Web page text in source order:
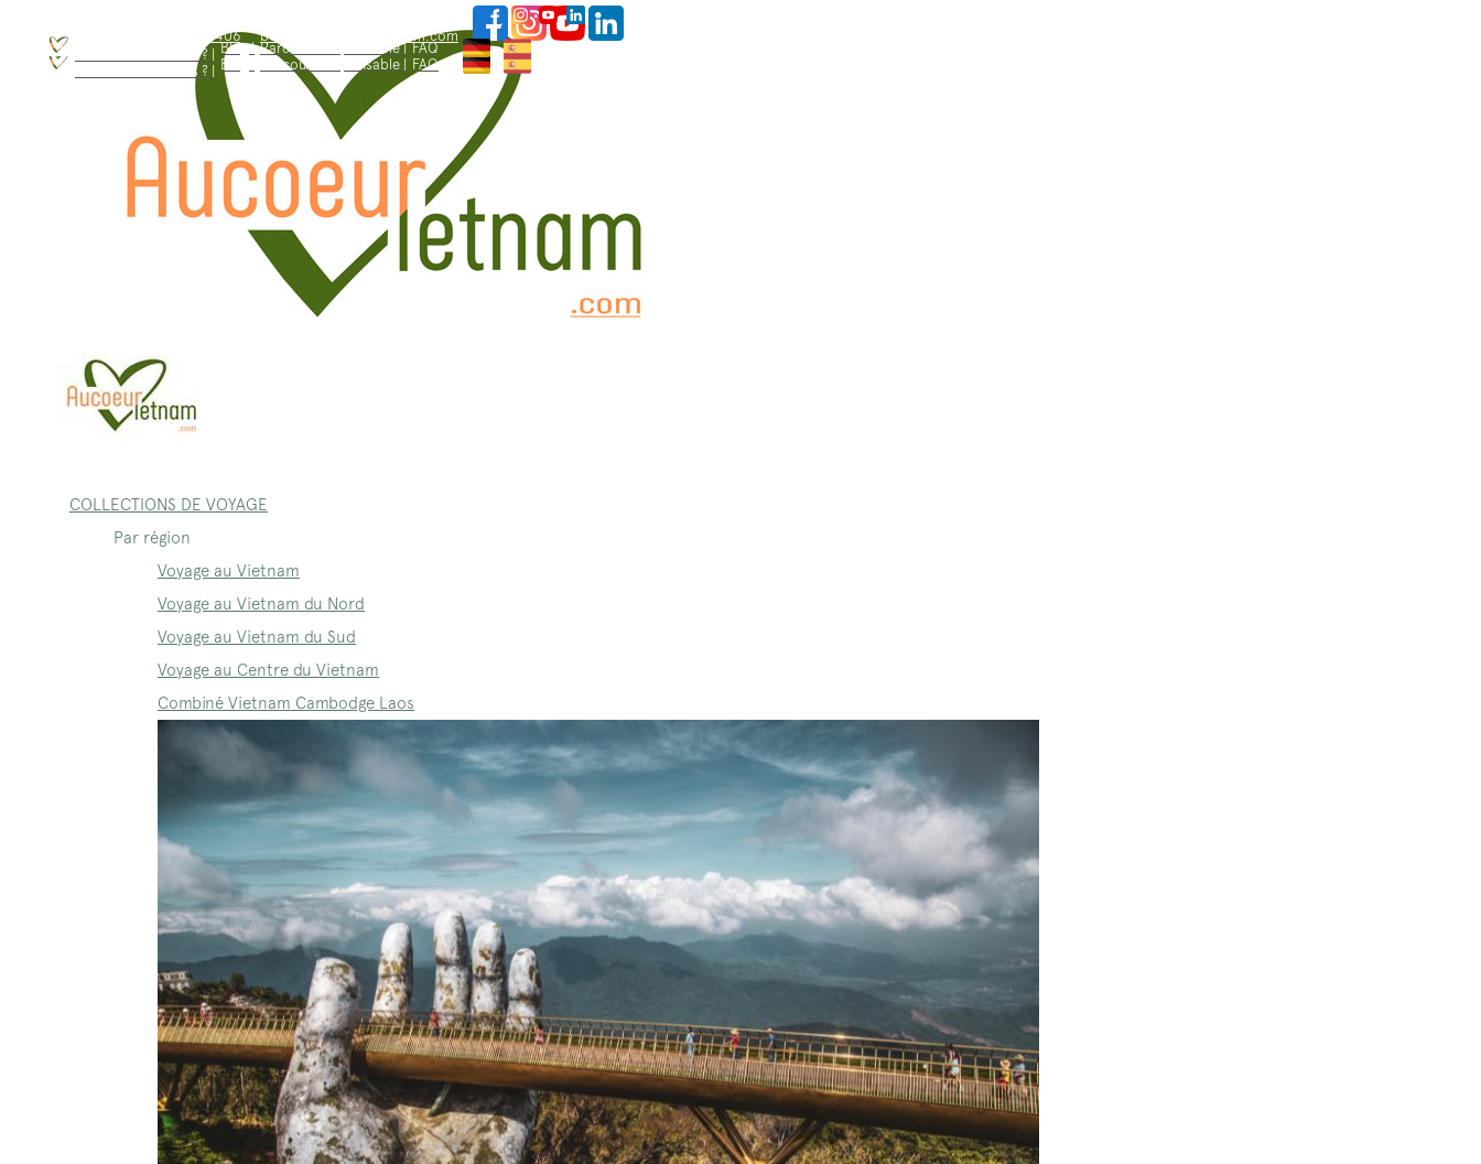
WhatsApp: +84.909.426.406 bonjour@aucoeurvietnam.com
Qui sommes - nous ? | Blog | Parcours responsable | FAQ
COLLECTIONS DE VOYAGE
Par région
Voyage au Vietnam
Voyage au Vietnam du Nord
Voyage au Vietnam du Sud
Voyage au Centre du Vietnam
Combiné Vietnam Cambodge Laos
Qui sommes - nous ? | Blog | Parcours responsable | FAQ